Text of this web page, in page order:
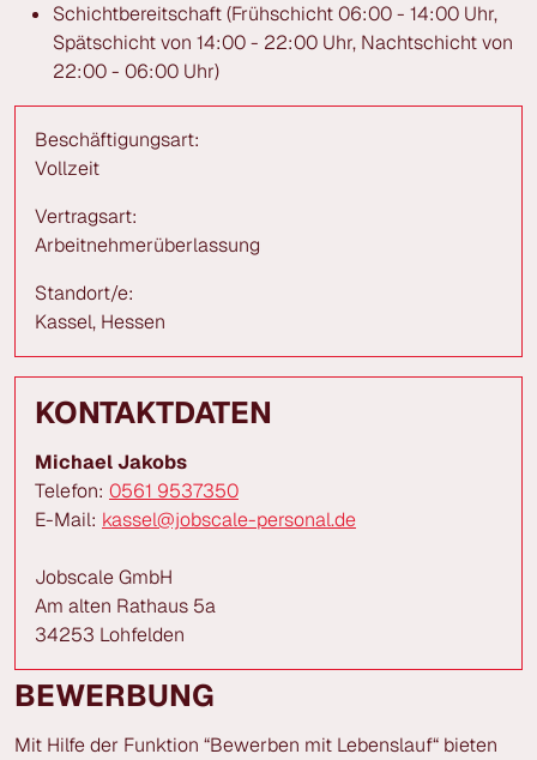
Schichtbereitschaft (Frühschicht 06:00 - 14:00 Uhr,
Spätschicht von 14:00 - 22:00 Uhr, Nachtschicht von
22:00 - 06:00 Uhr)
Beschäftigungsart:
Vollzeit
Vertragsart:
Arbeitnehmerüberlassung
Standort/e:
Kassel, Hessen
KONTAKTDATEN
Michael Jakobs
Telefon: 0561 9537350
E-Mail: kassel@jobscale-personal.de
Jobscale GmbH
Am alten Rathaus 5a
34253 Lohfelden
BEWERBUNG
Mit Hilfe der Funktion “Bewerben mit Lebenslauf“ bieten